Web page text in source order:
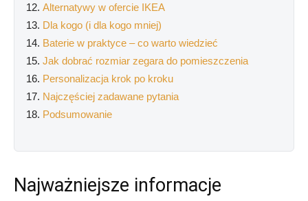
Alternatywy w ofercie IKEA
Dla kogo (i dla kogo mniej)
Baterie w praktyce – co warto wiedzieć
Jak dobrać rozmiar zegara do pomieszczenia
Personalizacja krok po kroku
Najczęściej zadawane pytania
Podsumowanie
Najważniejsze informacje